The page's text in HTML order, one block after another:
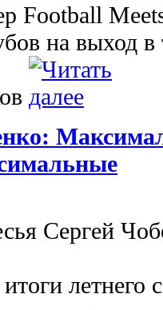
Football
на выход
Сергей
летнего